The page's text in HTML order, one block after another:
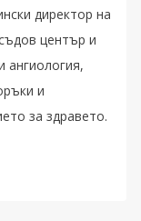
директор на
център и
ангиология,
и
за здравето.